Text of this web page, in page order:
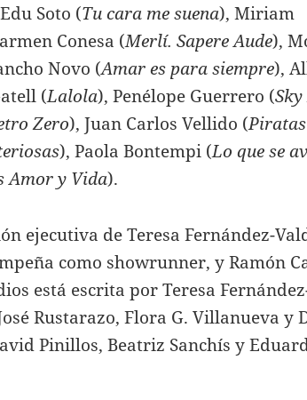
Soto (Tu cara me suena), Miriam
Conesa (Merlí. Sapere Aude),
Novo (Amar es para siempre),
(Lalola), Penélope Guerrero (
Zero), Juan Carlos Vellido (
), Paola Bontempi (Lo que se
Amor y Vida).
ejecutiva de Teresa Fernández-
como showrunner, y Ramón
está escrita por Teresa
Rustarazo, Flora G. Villanueva y
Pinillos, Beatriz Sanchís y